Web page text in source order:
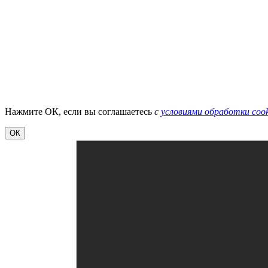
Нажмите ОК, если вы соглашаетесь с условиями обработки
ОК